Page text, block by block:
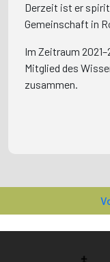
Derzeit ist er
Gemeinschaft in
Im Zeitraum
Mitglied des
zusammen.